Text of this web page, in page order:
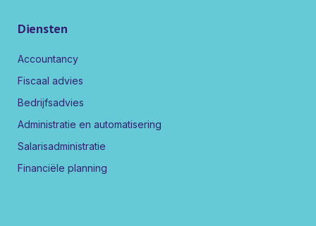
Diensten
Accountancy
Fiscaal advies
Bedrijfsadvies
Administratie en automatisering
Salarisadministratie
Financiële planning